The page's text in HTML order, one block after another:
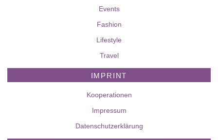
Events
Fashion
Lifestyle
Travel
IMPRINT
Kooperationen
Impressum
Datenschutzerklärung